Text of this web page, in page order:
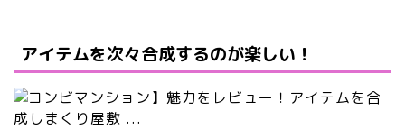
アイテムを次々合成するのが楽しい！